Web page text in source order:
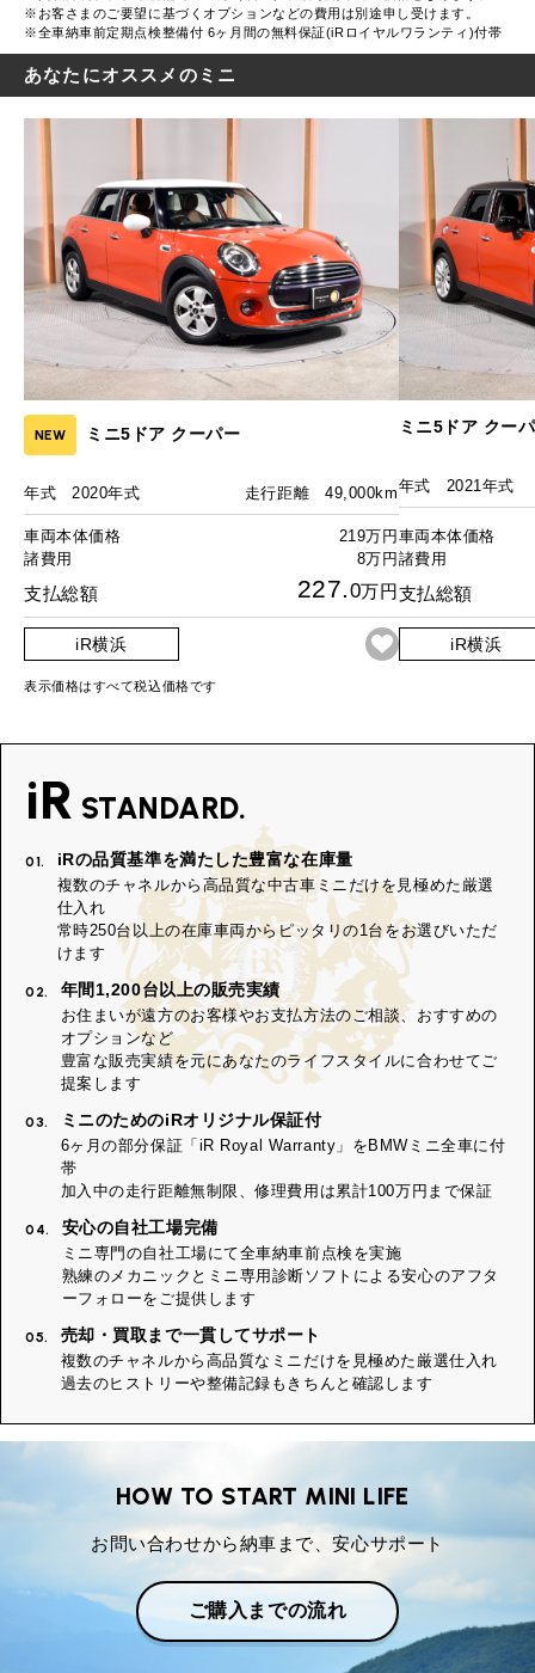
※お客さまのご要望に基づくオプションなどの費用は別途申し受けます。
※全車納車前定期点検整備付 6ヶ月間の無料保証(iRロイヤルワランティ)付帯
あなたにオススメのミニ
NEW ミニ5ドア クーパー
年式 2020年式 走行距離 49,000km
車両本体価格
219万円
諸費用
8万円
支払総額 227.0万円
iR横浜
ミニ5ドア クー
年式 2021年式
車両本体価格
諸費用
支払総額
iR横浜
表示価格はすべて税込価格です
iR STANDARD.
01. iRの品質基準を満たした豊富な在庫量
複数のチャネルから高品質な中古車ミニだけを見極めた厳選
仕入れ
常時250台以上の在庫車両からピッタリの1台をお選びいただ
けます
02. 年間1,200台以上の販売実績
お住まいが遠方のお客様やお支払方法のご相談、おすすめの
オプションなど
豊富な販売実績を元にあなたのライフスタイルに合わせてご
提案します
03. ミニのためのiRオリジナル保証付
6ヶ月の部分保証「iR Royal Warranty」をBMWミニ全車に付
帯
加入中の走行距離無制限、修理費用は累計100万円まで保証
04. 安心の自社工場完備
ミニ専門の自社工場にて全車納車前点検を実施
熟練のメカニックとミニ専用診断ソフトによる安心のアフタ
ーフォローをご提供します
05. 売却・買取まで一貫してサポート
複数のチャネルから高品質なミニだけを見極めた厳選仕入れ
過去のヒストリーや整備記録もきちんと確認します
HOW TO START MINI LIFE
お問い合わせから納車まで、安心サポート
ご購入までの流れ